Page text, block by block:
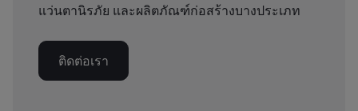
แว่นตานิรภัย และผลิตภัณฑ์ก่อสร้างบางประเภท
ติดต่อเรา